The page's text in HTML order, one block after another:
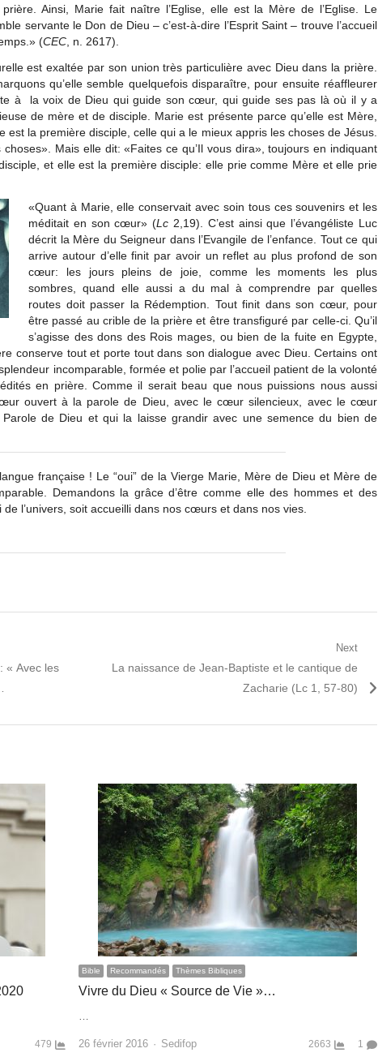
Ainsi, Marie fait naître l’Eglise, elle est la Mère de l’Eglise. Le
servante le Don de Dieu – c’est-à-dire l’Esprit Saint – trouve l’accueil
(CEC , n. 2617).
est exaltée par son union très particulière avec Dieu dans la prière.
qu’elle semble quelquefois disparaître, pour ensuite réaffleurer
à la voix de Dieu qui guide son cœur, qui guide ses pas là où il y a
de mère et de disciple. Marie est présente parce qu’elle est Mère,
est la première disciple, celle qui a le mieux appris les choses de Jésus.
Mais elle dit: «Faites ce qu’Il vous dira», toujours en indiquant
et elle est la première disciple: elle prie comme Mère et elle prie
«Quant à Marie, elle conservait avec soin tous ces souvenirs et les
méditait en son cœur» (Lc 2,19). C’est ainsi que l’évangéliste Luc
décrit la Mère du Seigneur dans l’Evangile de l’enfance. Tout ce qui
arrive autour d’elle finit par avoir un reflet au plus profond de son
cœur: les jours pleins de joie, comme les moments les plus
sombres, quand elle aussi a du mal à comprendre par quelles
routes doit passer la Rédemption. Tout finit dans son cœur, pour
être passé au crible de la prière et être transfiguré par celle-ci. Qu’il
s’agisse des dons des Rois mages, ou bien de la fuite en Egypte,
conserve tout et porte tout dans son dialogue avec Dieu. Certains ont
incomparable, formée et polie par l’accueil patient de la volonté
en prière. Comme il serait beau que nous puissions nous aussi
ouvert à la parole de Dieu, avec le cœur silencieux, avec le cœur
de Dieu et qui la laisse grandir avec une semence du bien de
française ! Le “oui” de la Vierge Marie, Mère de Dieu et Mère de
Demandons la grâce d’être comme elle des hommes et des
l’univers, soit accueilli dans nos cœurs et dans nos vies.
« Avec les
Next
Next
La naissance de Jean-Baptiste et le cantique de
Zacharie (Lc 1, 57-80)
479
Bible Recommandés Thèmes Bibliques
Vivre du Dieu « Source de Vie »…
26 février 2016 Author
Sedifop 2663 1